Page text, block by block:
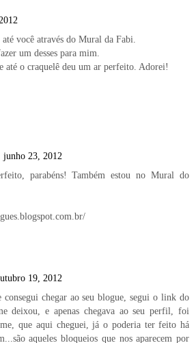
você através do Mural da Fabi.
um desses para mim.
até o craquelê deu um ar perfeito. Adorei!
junho 23, 2012
parabéns! Também estou no Mural do
19, 2012
consegui chegar ao seu blogue, segui o link do
deixou, e apenas chegava ao seu perfil, foi
que aqui cheguei, já o poderia ter feito há
aqueles bloqueios que nos aparecem por